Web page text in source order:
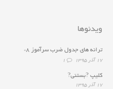
ویدئوها
ترانه هاى جدول ضرب سرآموز ۸*
۱۷ آذر ۱۳۹۵ 1
کلیپ ?بستنی?
۱۷ آذر ۱۳۹۵